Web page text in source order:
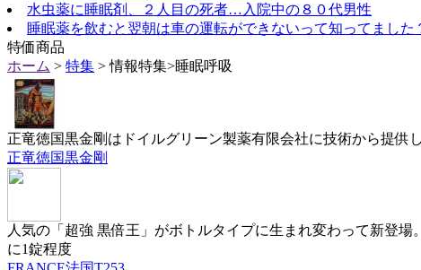
水虫薬に睡眠剤、２人目の死者…入院中の８０代男性
睡眠薬を飲むと翌朝は車の運転ができないって知ってました
特価商品
ホーム > 特集 > 情報特集>睡眠呼吸
正竜徳国黒金剛はドイルグリーン製薬有限会社に技術から提供
正竜徳国黒金剛
人気の「超強 黒倍王」がボトルタイプに生まれ変わって新登
に1錠程度